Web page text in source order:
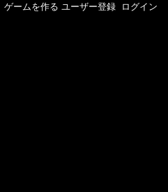
ゲームを作る ユーザー登録 ログイン